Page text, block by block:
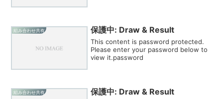
組み合わせ共有 保護中: Draw & Result
This content is password protected.
Please enter your password below to
view it.password
組み合わせ共有 保護中: Draw & Result